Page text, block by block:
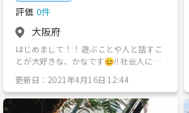
評価 0件
大阪府
はじめまして！！ 遊ぶことや人と話すこ
とが大好きな、かなです😊‼️ 社会人にな
なく暇してたりしませんか？？ コロナが
落ち着くまでは、スポーツや、室外イベ
ントやオンラインで飲み会をする機会を
更新日：2021年4月16日 12:44